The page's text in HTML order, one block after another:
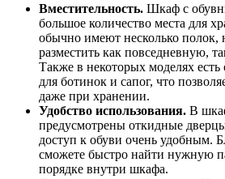
Вместительность. Шкаф с
большое количество места для
обычно имеют несколько полок,
разместить как повседневную,
Также в некоторых моделях
для ботинок и сапог, что
даже при хранении.
Удобство использования. В
предусмотрены откидные
доступ к обуви очень удобным.
сможете быстро найти нужную
порядке внутри шкафа.